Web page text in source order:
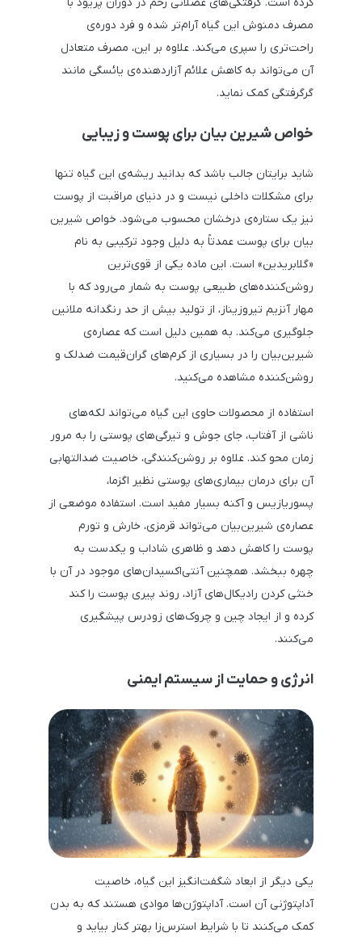
مصرف دمنوش این گیاه آرام‌تر شده و فرد دوره‌ی
راحت‌تری را سپری می‌کند. علاوه بر این، مصرف متعادل
آن می‌تواند به کاهش علائم آزاردهنده‌ی یائسگی مانند
گرگرفتگی کمک نماید.
خواص شیرین بیان برای پوست و زیبایی
شاید برایتان جالب باشد که بدانید ریشه‌ی این گیاه تنها
برای مشکلات داخلی نیست و در دنیای مراقبت از پوست
نیز یک ستاره‌ی درخشان محسوب می‌شود. خواص شیرین
بیان برای پوست عمدتاً به دلیل وجود ترکیبی به نام
«گلابریدین» است. این ماده یکی از قوی‌ترین
روشن‌کننده‌های طبیعی پوست به شمار می‌رود که با
مهار آنزیم تیروزیناز، از تولید بیش از حد رنگدانه ملانین
جلوگیری می‌کند. به همین دلیل است که عصاره‌ی
شیرین‌بیان را در بسیاری از کرم‌های گران‌قیمت ضدلک و
روشن‌کننده مشاهده می‌کنید.
استفاده از محصولات حاوی این گیاه می‌تواند لکه‌های
ناشی از آفتاب، جای جوش و تیرگی‌های پوستی را به مرور
زمان محو کند. علاوه بر روشن‌کنندگی، خاصیت ضدالتهابی
آن برای درمان بیماری‌های پوستی نظیر اگزما،
پسوریازیس و آکنه بسیار مفید است. استفاده موضعی از
عصاره‌ی شیرین‌بیان می‌تواند قرمزی، خارش و تورم
پوست را کاهش دهد و ظاهری شاداب و یکدست به
چهره ببخشد. همچنین آنتی‌اکسیدان‌های موجود در آن با
خنثی کردن رادیکال‌های آزاد، روند پیری پوست را کند
کرده و از ایجاد چین و چروک‌های زودرس پیشگیری
می‌کنند.
انرژی و حمایت از سیستم ایمنی
یکی دیگر از ابعاد شگفت‌انگیز این گیاه، خاصیت
آداپتوژنی آن است. آداپتوژن‌ها موادی هستند که به بدن
کمک می‌کنند تا با شرایط استرس‌زا بهتر کنار بیاید و